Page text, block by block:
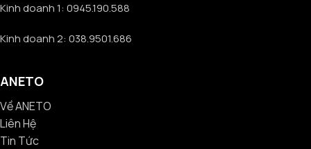
Kinh doanh 1: 0945.190.588
Kinh doanh 2: 038.9501.686
ANETO
Về ANETO
Liên Hệ
Tin Tức